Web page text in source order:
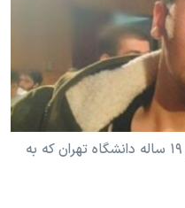
علی‌محمد خالقی درمیان، دانشجوی ۱۹ ساله دانشگاه تهران که به